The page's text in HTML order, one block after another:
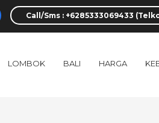
Call/Sms : +6285333069433
LOMBOK BALI HARGA